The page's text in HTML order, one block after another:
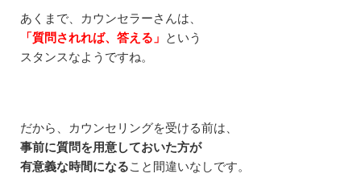
あくまで、カウンセラーさんは、
「質問されれば、答える」
という
スタンスなようですね。
だから、カウンセリングを受ける前は、
事前に質問を用意しておいた方が
有意義な時間になる こと間違いなしです。